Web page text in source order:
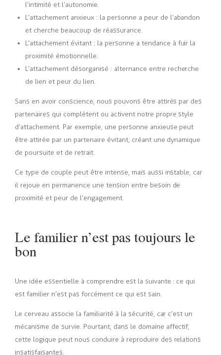
l’intimité et l’autonomie.
L’attachement anxieux : la personne a peur de l’abandon
et cherche beaucoup de réassurance.
L’attachement évitant : la personne a tendance à fuir la
proximité émotionnelle.
L’attachement désorganisé : alternance entre recherche
de lien et peur du lien.
Sans en avoir conscience, nous pouvons être attirés par des
partenaires qui complètent ou activent notre propre style
d’attachement. Par exemple, une personne anxieuse peut
être attirée par un partenaire évitant, créant une dynamique
de poursuite et de retrait.
Ce type de couple peut être intense, mais aussi instable, car
il rejoue en permanence une tension entre besoin de
proximité et peur de l’engagement.
Le familier n’est pas toujours le
bon
Une idée essentielle à comprendre est la suivante : ce qui
est familier n’est pas forcément ce qui est sain.
Le cerveau associe la familiarité à la sécurité, car c’est un
mécanisme de survie. Pourtant, dans le domaine affectif,
cette logique peut nous conduire à reproduire des relations
insatisfaisantes.